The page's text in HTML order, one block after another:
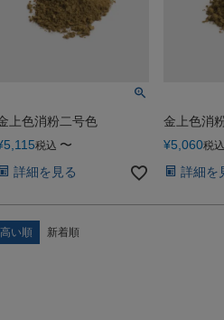
上色消粉二号色
5,115税込 〜
詳細を見る
金上色消
¥5,060税込
詳細を
い順 新着順